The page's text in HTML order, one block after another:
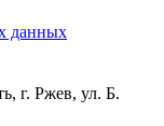
данных
г. Ржев, ул. Б.